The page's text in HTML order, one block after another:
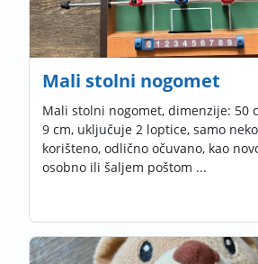
Mali stolni nogomet
Mali stolni nogomet, dimenzije: 50
9 cm, uključuje 2 loptice, samo
korišteno, odlično očuvano, kao
osobno ili šaljem poštom ...